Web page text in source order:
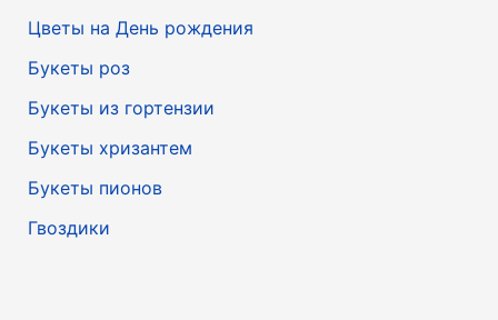
Цветы на День рождения
Букеты роз
Букеты из гортензии
Букеты хризантем
Букеты пионов
Гвоздики